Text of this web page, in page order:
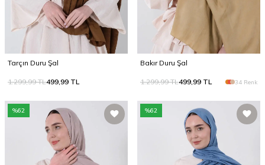
Tarçın Duru Şal
1.299,99TL499,99 TL
Bakır Duru Şal
1.299,99TL499,99 TL 34 Renk
%62 %62